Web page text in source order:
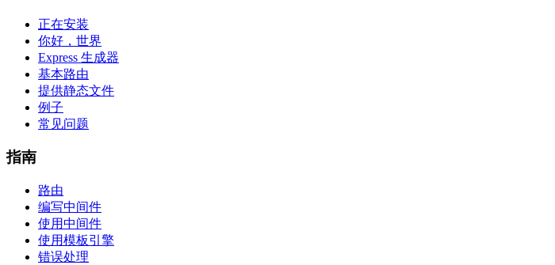
正在安装
你好，世界
Express 生成器
基本路由
提供静态文件
例子
常见问题
指南
路由
编写中间件
使用中间件
使用模板引擎
错误处理